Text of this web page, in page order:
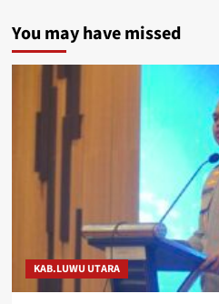
You may have missed
KAB.LUWU UTARA